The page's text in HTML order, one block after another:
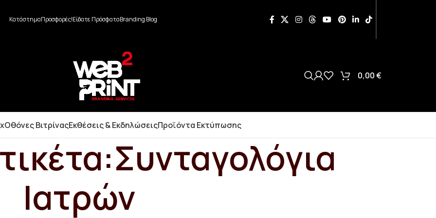
ΚατάστημαΠροσφορές!Είδατε ΠρόσφαταBranding Blog
0,00€
Οθόνες ΒιτρίναςΕκθέσεις & ΕκδηλώσειςΠροϊόντα Εκτύπωσης
Ιατρών